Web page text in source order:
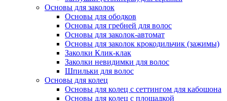
Основы для заколок
Основы для ободков
Основы для гребней для волос
Основы для заколок-автомат
Основы для заколок крокодильчик (зажимы)
Заколки Клик-клак
Заколки невидимки для волос
Шпильки для волос
Основы для колец
Основы для колец с сеттингом для кабошона
Основы для колец с площадкой